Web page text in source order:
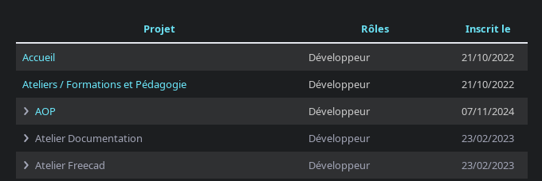
Projet Rôles
Inscrit le
Accueil
Développeur
21/10/2022
Ateliers / Formations et Pédagogie
Développeur
21/10/2022
AOP
Développeur
07/11/2024
Atelier Documentation
Développeur
23/02/2023
Atelier Freecad
Développeur
23/02/2023